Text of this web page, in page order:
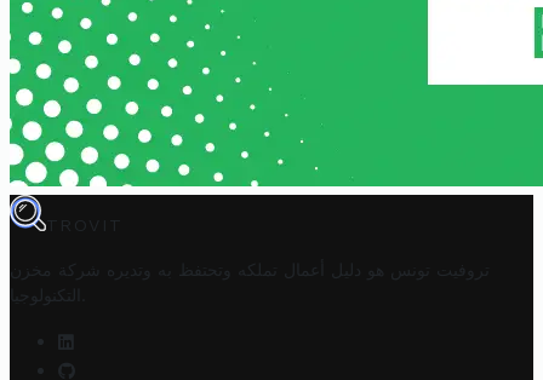
TROVIT
تروفيت تونس هو دليل أعمال تملكه وتحتفظ به وتديره
شركة مخزن
التكنولوجيا